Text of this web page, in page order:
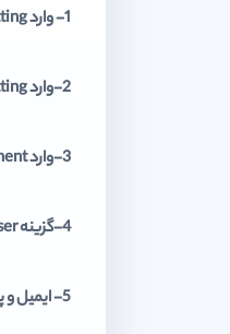
1- وارد Setting شوید
2-وارد Loggin Setting شوید
3-وارد User Management شوید
4-گزینه Create User را انتخاب کنید
5- ایمیل و پسوردی را که به شما داده شده را به ترتیب در کادر اول و دوم وارد کنید.